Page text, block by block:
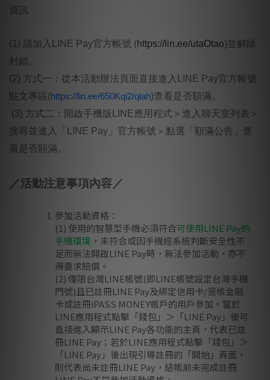
資訊
(1) 請加入LINE Pay官方帳號 (https://lin.ee/utaOtao)並解除
封鎖。
(2) 方式一：從本活動辦法頁面直接進入LINE Pay官方帳號
貼文專區(https://lin.ee/650Kqi2/qlah)查看是否額滿。
(3) 方式二：開啟手機版LINE應用程式＞進入聊天室列表＞
搜尋並進入「LINE Pay」官方帳號＞點選「額滿公告」查
看是否額滿。
／活動注意事項內容／
參加活動資格：
(1) 使用的智慧型手機必須符合可使用LINE Pay的
手機環境 ，未符合或因手機經系統判斷安全性不
足而無法開啟LINE Pay時，無法參加活動，亦不
得要求賠償。
(2) 僅限台灣LINE帳號(即LINE帳號設定台灣手機
門號)且已註冊LINE Pay及綁定信用卡/簽帳金融
卡或註冊iPASS MONEY帳戶的用戶參加。當於
LINE應用程式點擊「錢包」＞「LINE Pay」後可
直接進入顯示LINE Pay各功能的主頁，代表已註
冊LINE Pay；若於LINE應用程式點擊「錢包」＞
「LINE Pay」後出現引導註冊的「開始」頁面，
則代表尚未註冊LINE Pay，結帳前未完成註冊